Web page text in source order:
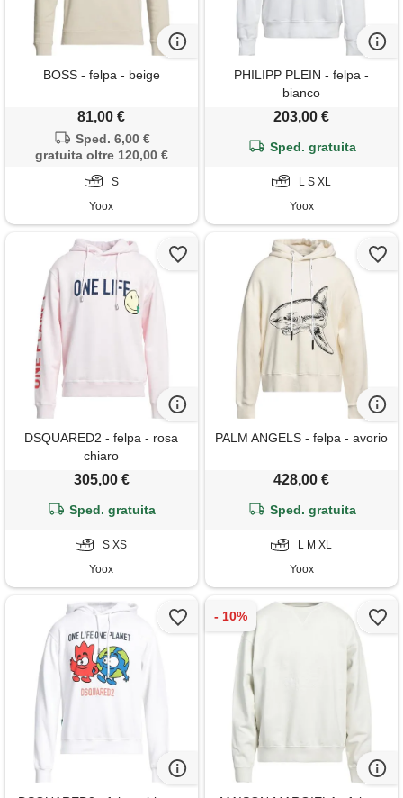
BOSS - felpa - beige
81,00 €
Sped. 6,00 €
gratuita oltre 120,00 €
S
Yoox
PHILIPP PLEIN - felpa -
bianco
203,00 €
Sped. gratuita
L S XL
Yoox
DSQUARED2 - felpa - rosa
chiaro
305,00 €
Sped. gratuita
S XS
Yoox
PALM ANGELS - felpa - avorio
428,00 €
Sped. gratuita
L M XL
Yoox